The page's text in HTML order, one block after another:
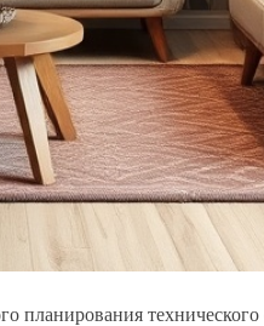
планирования